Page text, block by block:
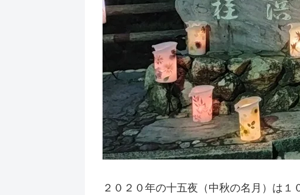
２０２０年の十五夜（中秋の名月）は